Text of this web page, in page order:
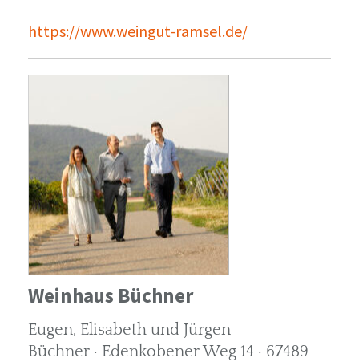
https://www.weingut-ramsel.de/
Weinhaus Büchner
Eugen, Elisabeth und Jürgen
Büchner · Edenkobener Weg 14 · 67489